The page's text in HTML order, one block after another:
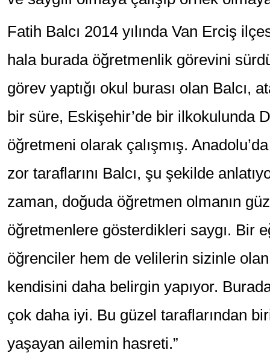
Fatih Balcı 2014 yılında Van Erciş
hala burada öğretmenlik görevini
görev yaptığı okul burası olan Balcı,
bir süre, Eskişehir’de bir ilkokulunda
öğretmeni olarak çalışmış.
zor taraflarını Balcı, şu şekilde
zaman, doğuda öğretmen olmanın
öğretmenlere gösterdikleri saygı. Bir
öğrenciler hem de velilerin sizinle
kendisini daha belirgin yapıyor.
çok daha iyi. Bu güzel taraflarından
yaşayan ailemin hasreti.”